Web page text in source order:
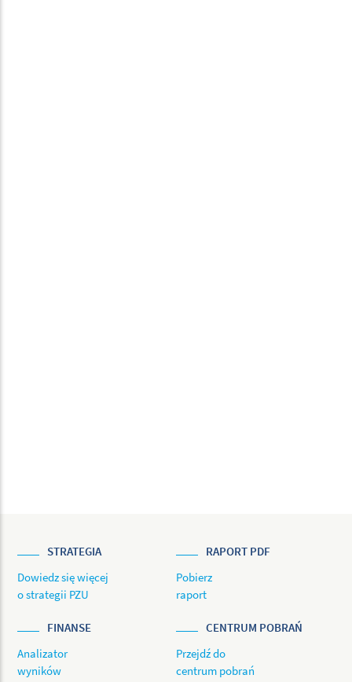
STRATEGIA
Dowiedz się więcej
o strategii PZU
RAPORT PDF
Pobierz
raport
FINANSE
Analizator
wyników
CENTRUM POBRAŃ
Przejdź do
centrum pobrań